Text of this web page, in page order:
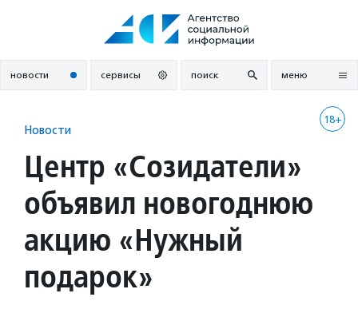
новости сервисы поиск меню
18+
Новости
Центр «Созидатели»
объявил новогоднюю
акцию «Нужный
подарок»